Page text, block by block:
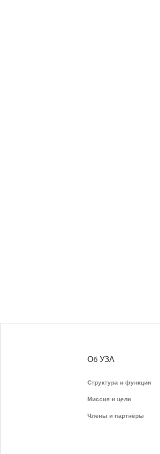
Об УЗА
Структура и функции
Миссия и цели
Члены и партнёры